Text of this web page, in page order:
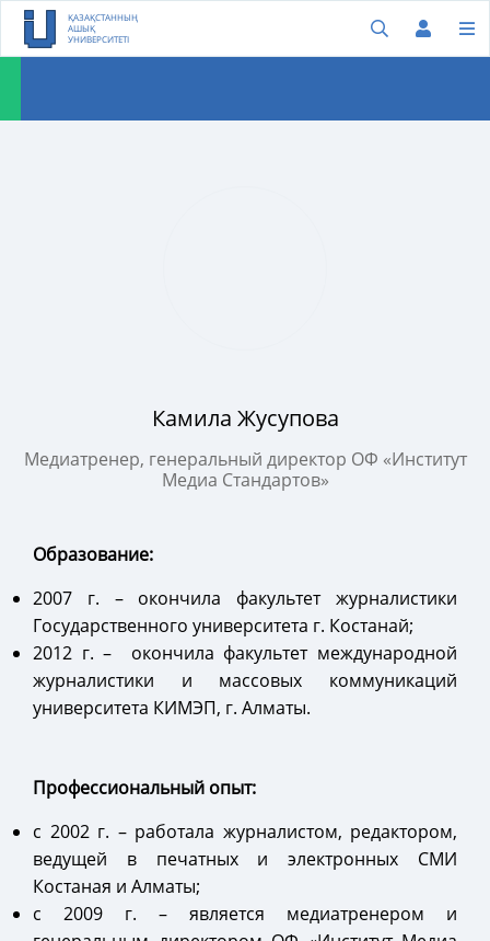
ҚАЗАҚСТАННЫҢ
АШЫҚ
УНИВЕРСИТЕТІ
Камила Жусупова
Медиатренер, генеральный директор ОФ «Институт
Медиа Стандартов»
Образование:
2007 г. – окончила факультет журналистики
Государственного университета г. Костанай;
2012 г. – окончила факультет международной
журналистики и массовых коммуникаций
университета КИМЭП, г. Алматы.
Профессиональный опыт:
с 2002 г. – работала журналистом, редактором,
ведущей в печатных и электронных СМИ
Костаная и Алматы;
с 2009 г. – является медиатренером и